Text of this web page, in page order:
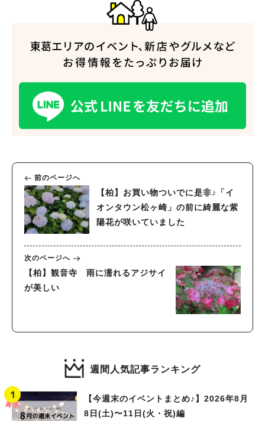
前のページへ
【柏】お買い物ついでに是非♪「イ
オンタウン松ヶ崎」の前に綺麗な紫
陽花が咲いていました
次のページへ
【柏】観音寺 雨に濡れるアジサイ
が美しい
週間人気記事ランキング
【今週末のイベントまとめ♪】2026年8月
8日(土)〜11日(火・祝)編